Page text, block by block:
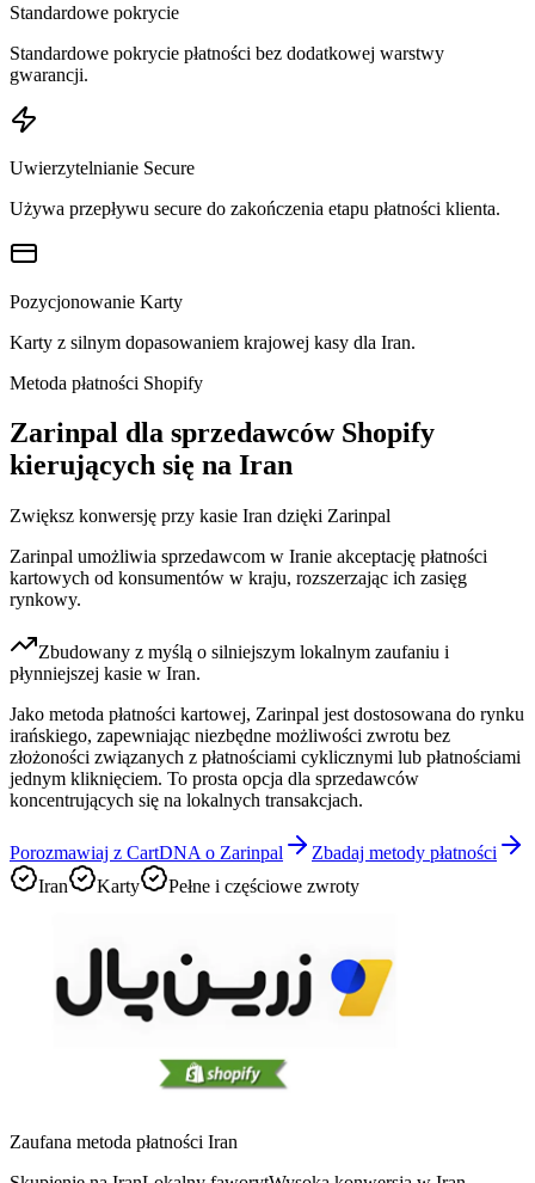
Standardowe pokrycie
Standardowe pokrycie płatności bez dodatkowej warstwy
gwarancji.
Uwierzytelnianie Secure
Używa przepływu secure do zakończenia etapu płatności klienta.
Pozycjonowanie Karty
Karty z silnym dopasowaniem krajowej kasy dla Iran.
Metoda płatności Shopify
Zarinpal dla sprzedawców Shopify
kierujących się na Iran
Zwiększ konwersję przy kasie Iran dzięki Zarinpal
Zarinpal umożliwia sprzedawcom w Iranie akceptację płatności
kartowych od konsumentów w kraju, rozszerzając ich zasięg
rynkowy.
Zbudowany z myślą o silniejszym lokalnym zaufaniu i
płynniejszej kasie w Iran.
Jako metoda płatności kartowej, Zarinpal jest dostosowana do rynku
irańskiego, zapewniając niezbędne możliwości zwrotu bez
złożoności związanych z płatnościami cyklicznymi lub płatnościami
jednym kliknięciem. To prosta opcja dla sprzedawców
koncentrujących się na lokalnych transakcjach.
Porozmawiaj z CartDNA o Zarinpal
Zbadaj metody płatności
Iran
Karty Pełne i częściowe zwroty
Zaufana metoda płatności Iran